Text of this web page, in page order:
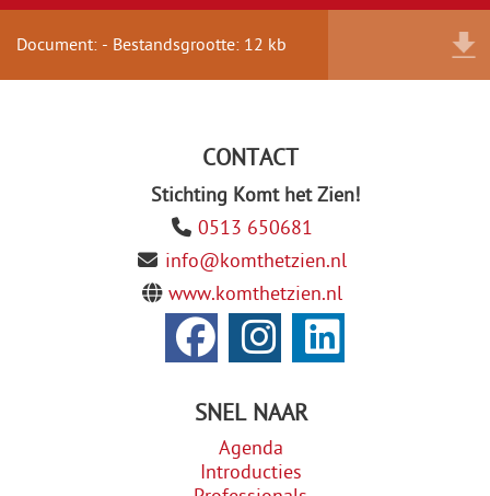
Document: - Bestandsgrootte: 12 kb
CONTACT
Stichting Komt het Zien!
0513 650681
info@komthetzien.nl
www.komthetzien.nl
SNEL NAAR
Agenda
Introducties